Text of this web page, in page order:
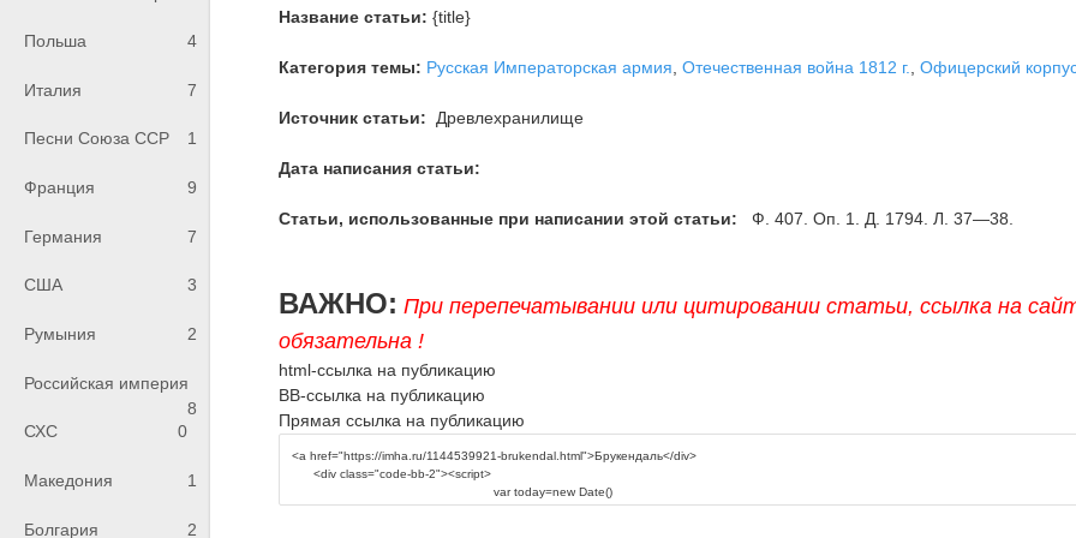
Польша 4
Италия 7
Песни Союза ССР 1
Франция 9
Германия 7
США 3
Румыния 2
Российская империя
8
СХС
0
Македония 1
Болгария 2
Название статьи: {title}
Категория темы: Русская Императорская армия ,Отечественная война 1812 г. ,Офицерский
Источник статьи: Древлехранилище
Дата написания статьи:
Статьи, использованные при написании этой статьи: Ф. 407. Оп. 1. Д. 1794. Л. 37—38.
ВАЖНО: При перепечатывании или цитировании статьи, ссылка на
обязательна !
html-ссылка на публикацию
BB-ссылка на публикацию
Прямая ссылка на публикацию